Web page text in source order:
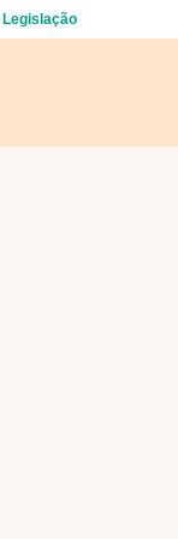
Legislação